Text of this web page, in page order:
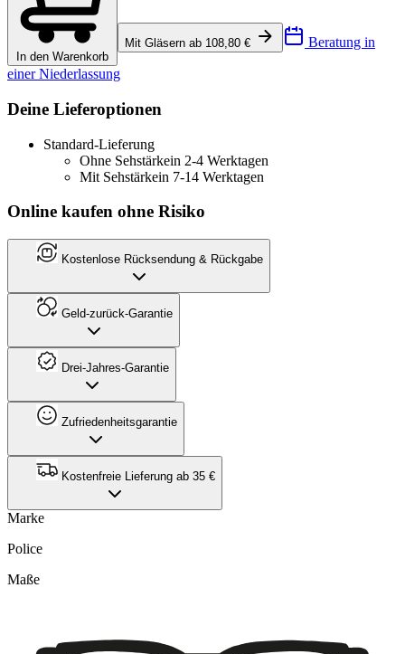
In den Warenkorb
Mit Gläsern ab 108,80 € Beratung in
einer Niederlassung
Deine Lieferoptionen
Standard-Lieferung
Ohne Sehstärkein 2-4 Werktagen
Mit Sehstärkein 7-14 Werktagen
Online kaufen ohne Risiko
Kostenlose Rücksendung & Rückgabe
Geld-zurück-Garantie
Drei-Jahres-Garantie
Zufriedenheitsgarantie
Kostenfreie Lieferung ab 35 €
Marke
Police
Maße